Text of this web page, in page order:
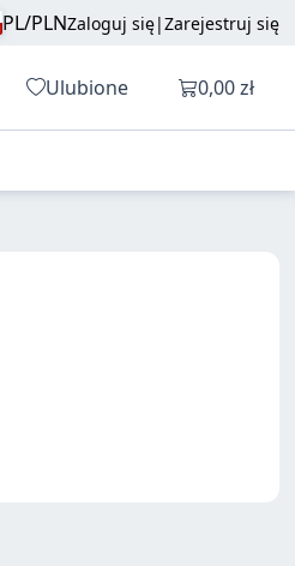
PL/PLNZaloguj się|Zarejestruj się
Ulubione Otwórz
0,00 zł